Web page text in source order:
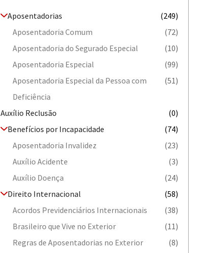
Aposentadorias
(249)
Aposentadoria Comum
(72)
Aposentadoria do Segurado Especial
(10)
Aposentadoria Especial
(99)
Aposentadoria Especial da Pessoa com
Deficiência
(51)
Auxílio Reclusão
(0)
Benefícios por Incapacidade
(74)
Aposentadoria Invalidez
(23)
Auxílio Acidente
(3)
Auxílio Doença
(24)
Direito Internacional
(58)
Acordos Previdenciários Internacionais
(38)
Brasileiro que Vive no Exterior
(11)
Regras de Aposentadorias no Exterior
(8)